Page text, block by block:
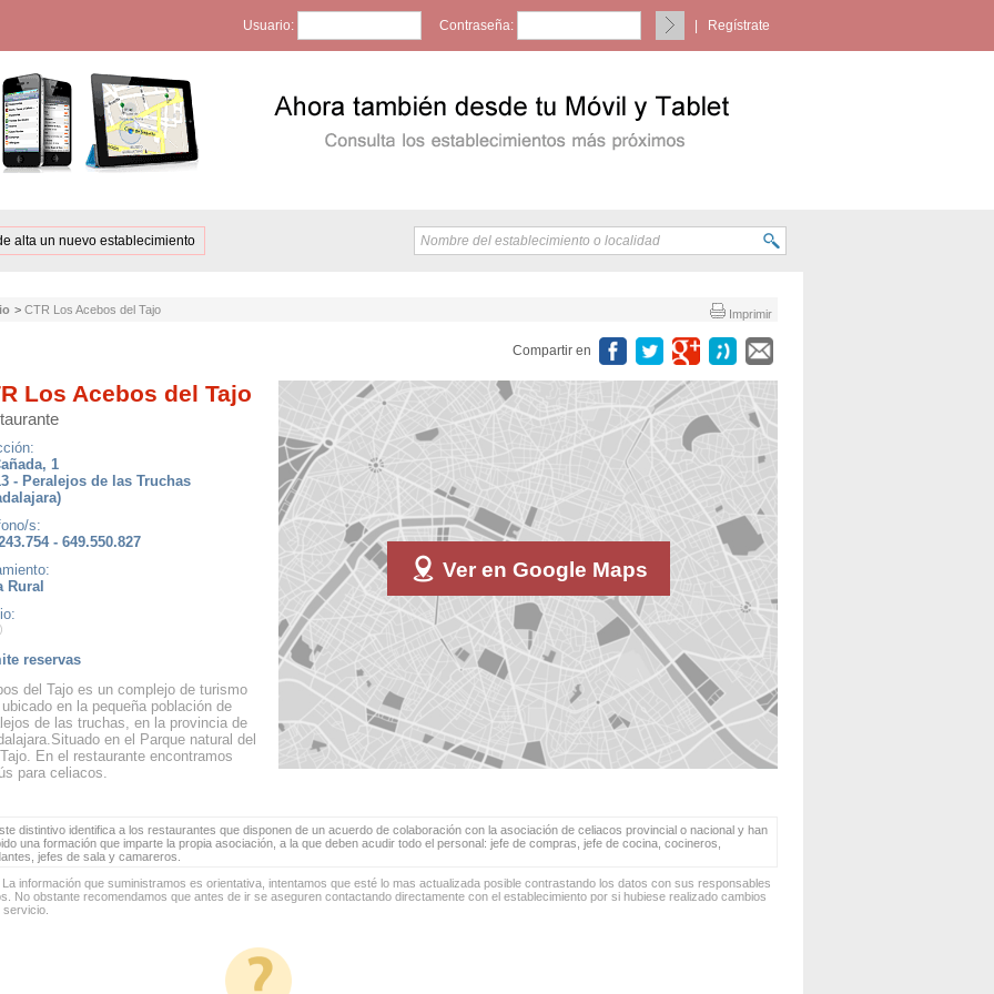
Usuario: Contraseña: Regístrate
alta un nuevo establecimiento
Imprimir
> CTR Los Acebos del Tajo
Compartir en
Ver en Google Maps
Los Acebos del Tajo
1
- Peralejos de las Truchas
s:
- 649.550.827
Rural
reservas
del Tajo es un complejo de turismo
en la pequeña población de
de las truchas, en la provincia de
en el Parque natural del
En el restaurante encontramos
para celiacos.
distintivo identifica a los restaurantes que disponen de un acuerdo de colaboración con la asociación de celiacos provincial o nacional y han
una formación que imparte la propia asociación, a la que deben acudir todo el personal: jefe de compras, jefe de cocina, cocineros,
jefes de sala y camareros.
La información que suministramos es orientativa, intentamos que esté lo mas actualizada posible contrastando los datos con sus responsables
No obstante recomendamos que antes de ir se aseguren contactando directamente con el establecimiento por si hubiese realizado cambios